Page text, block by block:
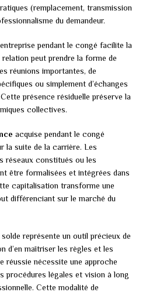
(remplacement, transmission
du demandeur.
pendant le congé facilite la
peut prendre la forme de
réunions importantes, de
ou simplement d’échanges
présence résiduelle préserve la
collectives.
acquise pendant le congé
la suite de la carrière. Les
réseaux constitués ou les
être formalisées et intégrées dans
capitalisation transforme une
différenciant sur le marché du
représente un outil précieux de
d’en maîtriser les règles et les
réussie nécessite une approche
procédures légales et vision à long
Cette modalité de